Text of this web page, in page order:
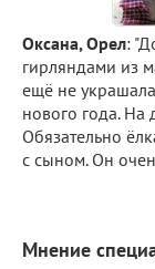
Оксана, Орел:
гирляндами из
ещё не
нового года. На
Обязательно
с сыном. Он
Мнение